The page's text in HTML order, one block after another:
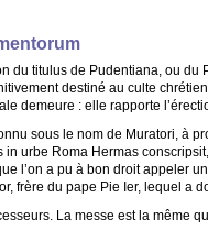
du titulus de Pudentiana, ou
destiné au culte
demeure : elle rapporte
sous le nom de Muratori, à
in urbe Roma Hermas
l’on a pu à bon droit appeler
frère du pape Pie Ier, lequel a
La messe est la même